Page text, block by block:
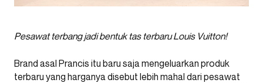
Pesawat terbang jadi bentuk tas terbaru Louis Vuitton!
Brand asal Prancis itu baru saja mengeluarkan produk
terbaru yang harganya disebut lebih mahal dari pesawat